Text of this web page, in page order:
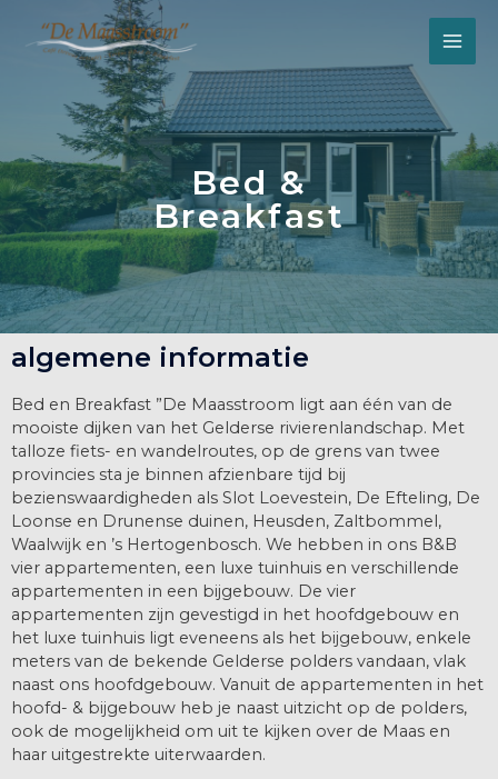
Bed &
Breakfast
algemene informatie
Bed en Breakfast ”De Maasstroom ligt aan één van de
mooiste dijken van het Gelderse rivierenlandschap. Met
talloze fiets- en wandelroutes, op de grens van twee
provincies sta je binnen afzienbare tijd bij
bezienswaardigheden als Slot Loevestein, De Efteling, De
Loonse en Drunense duinen, Heusden, Zaltbommel,
Waalwijk en ’s Hertogenbosch. We hebben in ons B&B
vier appartementen, een luxe tuinhuis en verschillende
appartementen in een bijgebouw. De vier
appartementen zijn gevestigd in het hoofdgebouw en
het luxe tuinhuis ligt eveneens als het bijgebouw, enkele
meters van de bekende Gelderse polders vandaan, vlak
naast ons hoofdgebouw. Vanuit de appartementen in het
hoofd- & bijgebouw heb je naast uitzicht op de polders,
ook de mogelijkheid om uit te kijken over de Maas en
haar uitgestrekte uiterwaarden.